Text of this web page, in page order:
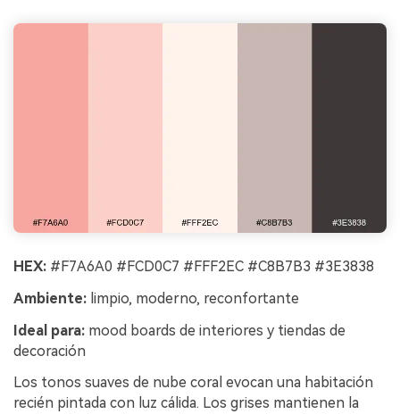
HEX: #F7A6A0 #FCD0C7 #FFF2EC #C8B7B3 #3E3838
Ambiente: limpio, moderno, reconfortante
Ideal para: mood boards de interiores y tiendas de
decoración
Los tonos suaves de nube coral evocan una habitación
recién pintada con luz cálida. Los grises mantienen la